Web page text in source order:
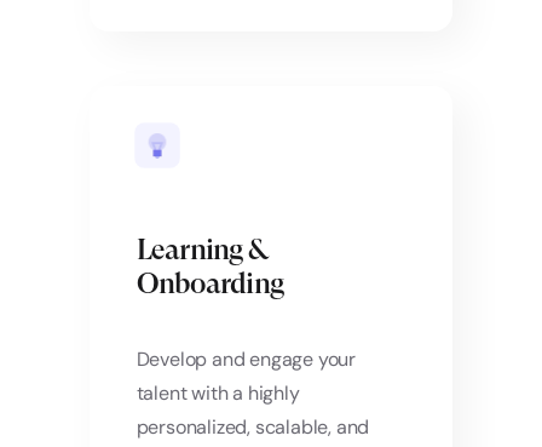
Learning &
Onboarding
Develop and engage your
talent with a highly
personalized, scalable, and